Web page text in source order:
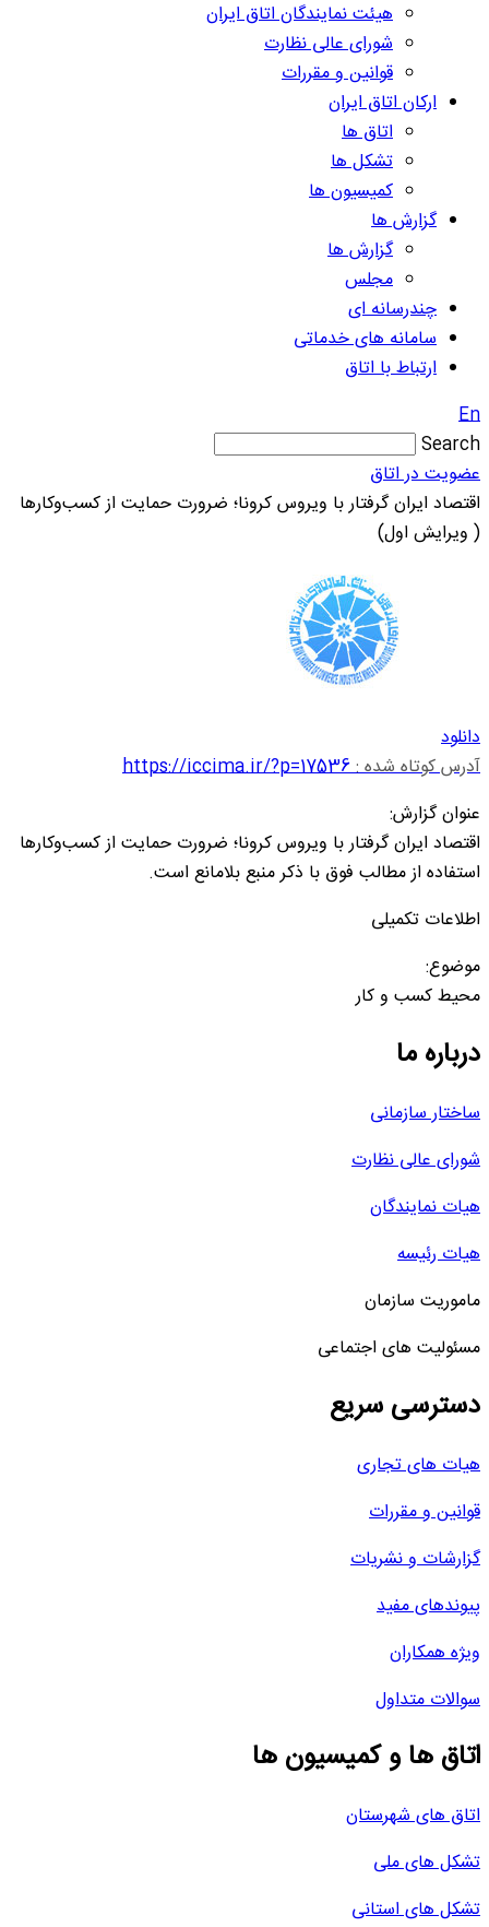
هیئت نمایندگان اتاق ایران
شورای عالی نظارت
قوانین و مقررات
ارکان اتاق ایران
اتاق ها
تشکل ها
کمیسیون ها
گزارش ها
گزارش ها
مجلس
چندرسانه ای
سامانه های خدماتی
ارتباط با اتاق
En
Search
عضویت در اتاق
اقتصاد ایران گرفتار با ویروس کرونا؛ ضرورت حمایت از کسب‌‌و‌کارها
( ویرایش اول)
دانلود
آدرس کوتاه شده :https://iccima.ir/?p=17536
عنوان گزارش:
اقتصاد ایران گرفتار با ویروس کرونا؛ ضرورت حمایت از کسب‌‌و‌کارها
استفاده از مطالب فوق با ذکر منبع بلامانع است.
اطلاعات تکمیلی
موضوع:
محیط کسب و کار
درباره ما
ساختار سازمانی
شورای عالی نظارت
هیات نمایندگان
هیات رئیسه
ماموریت سازمان
مسئولیت های اجتماعی
دسترسی سریع
هیات های تجاری
قوانین و مقررات
گزارشات و نشریات
پیوندهای مفید
ویژه همکاران
سوالات متداول
اتاق ها و کمیسیون ها
اتاق های شهرستان
تشکل های ملی
تشکل های استانی